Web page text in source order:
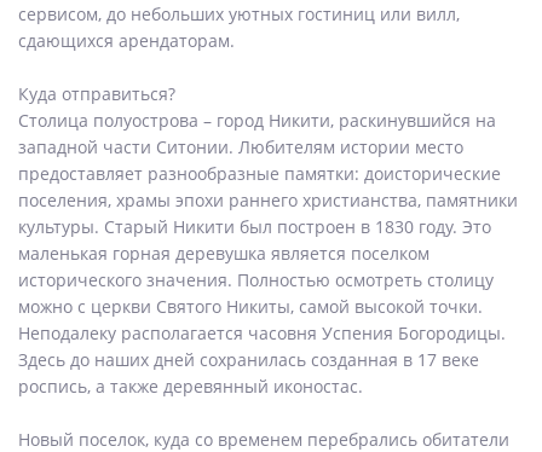
сервисом, до небольших уютных гостиниц или вилл,
сдающихся арендаторам.
Куда отправиться?
Столица полуострова – город Никити, раскинувшийся на
западной части Ситонии. Любителям истории место
предоставляет разнообразные памятки: доисторические
поселения, храмы эпохи раннего христианства, памятники
культуры. Старый Никити был построен в 1830 году. Это
маленькая горная деревушка является поселком
исторического значения. Полностью осмотреть столицу
можно с церкви Святого Никиты, самой высокой точки.
Неподалеку располагается часовня Успения Богородицы.
Здесь до наших дней сохранилась созданная в 17 веке
роспись, а также деревянный иконостас.
Новый поселок, куда со временем перебрались обитатели